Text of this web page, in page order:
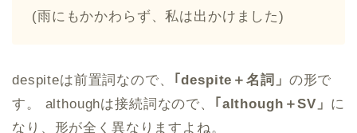
(雨にもかかわらず、私は出かけました)
despiteは前置詞なので、 ｢despite＋名詞」 の形で
す。 althoughは接続詞なので、
｢although＋SV」 に
なり、形が全く異なりますよね。